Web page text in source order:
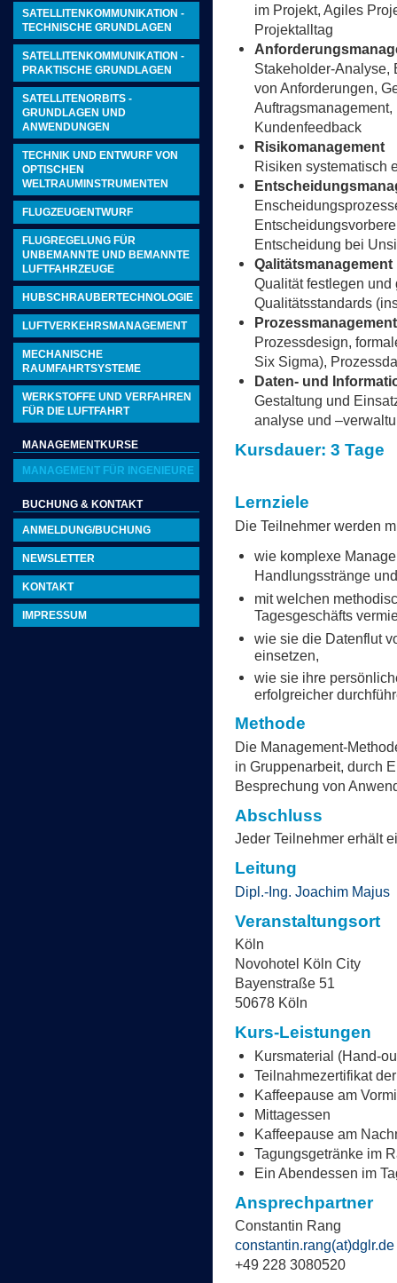
SATELLITENKOMMUNIKATION -
TECHNISCHE GRUNDLAGEN
SATELLITENKOMMUNIKATION -
PRAKTISCHE GRUNDLAGEN
SATELLITENORBITS -
GRUNDLAGEN UND
ANWENDUNGEN
TECHNIK UND ENTWURF VON
OPTISCHEN
WELTRAUMINSTRUMENTEN
FLUGZEUGENTWURF
FLUGREGELUNG FÜR
UNBEMANNTE UND BEMANNTE
LUFTFAHRZEUGE
HUBSCHRAUBERTECHNOLOGIE
LUFTVERKEHRSMANAGEMENT
MECHANISCHE
RAUMFAHRTSYSTEME
WERKSTOFFE UND VERFAHREN
FÜR DIE LUFTFAHRT
MANAGEMENTKURSE
MANAGEMENT FÜR INGENIEURE
BUCHUNG & KONTAKT
ANMELDUNG/BUCHUNG
NEWSLETTER
KONTAKT
IMPRESSUM
im Projekt, Agiles
Projektalltag
Stakeholder-Analyse,
von Anforderungen,
Kundenfeedback
Risikomanagement
Risiken systematisch
Entscheidung bei
Qalitätsmanagement
Qualität festlegen
Qualitätsstandards
Prozessmanagement
Prozessdesign,
Six Sigma),
Daten- und
Gestaltung und
analyse und
Kursdauer: 3 Tage
Lernziele
Die Teilnehmer werden
wie komplexe
Handlungsstränge
mit welchen
Tagesgeschäfts
wie sie die Datenflut
einsetzen,
wie sie ihre
erfolgreicher
Methode
Die Management-
in Gruppenarbeit, durch
Besprechung von
Abschluss
Jeder Teilnehmer erhält
Leitung
Dipl.-Ing. Joachim Majus
Veranstaltungsort
Köln
Novohotel Köln City
Bayenstraße 51
50678 Köln
Kurs-Leistungen
Kursmaterial (Hand-
Teilnahmezertifikat
Kaffeepause am
Mittagessen
Kaffeepause am
Tagungsgetränke im
Ein Abendessen im
Ansprechpartner
Constantin Rang
constantin.rang(at)dglr.de
+49 228 3080520